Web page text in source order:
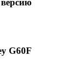
G60F